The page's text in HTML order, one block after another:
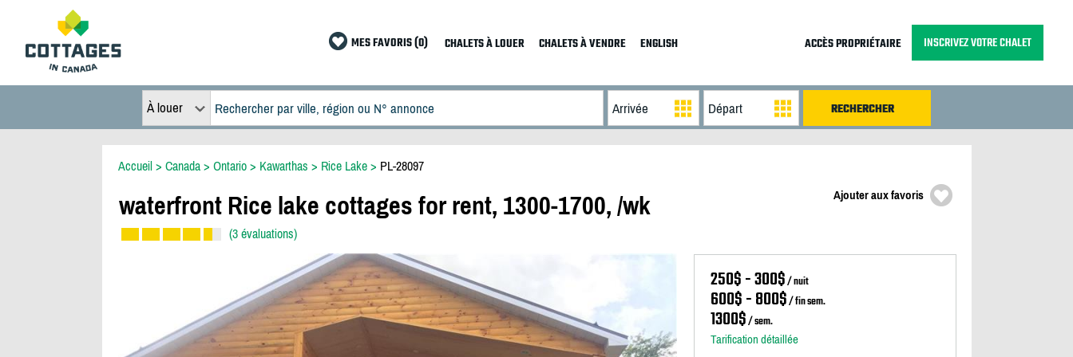
MES FAVORIS (0) CHALETS À LOUER CHALETS À VENDRE ENGLISH ACCÈS PROPRIÉTAIRE INSCRIVEZ VOTRE CHALET
À louer
Accueil> Canada> Ontario> Kawarthas > Rice Lake> PL-28097
waterfront Rice lake cottages for rent, 1300-1700, /wk
(3 évaluations)
Ajouter aux favoris
250$ - 300$/ nuit
600$ - 800$/ fin sem.
1300$/ sem.
Tarification détaillée